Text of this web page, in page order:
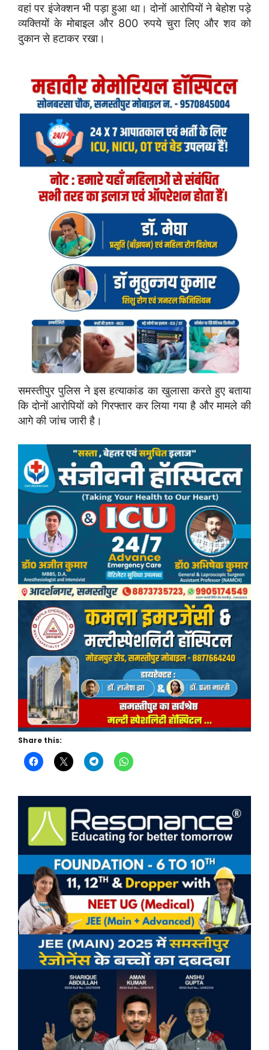
वहां पर इंजेक्शन भी पड़ा हुआ था। दोनों आरोपियों ने बेहोश पड़े
व्यक्तियों के मोबाइल और 800 रुपये चुरा लिए और शव को
दुकान से हटाकर रखा।
समस्तीपुर पुलिस ने इस हत्याकांड का खुलासा करते हुए बताया
कि दोनों आरोपियों को गिरफ्तार कर लिया गया है और मामले की
आगे की जांच जारी है।
Share this: